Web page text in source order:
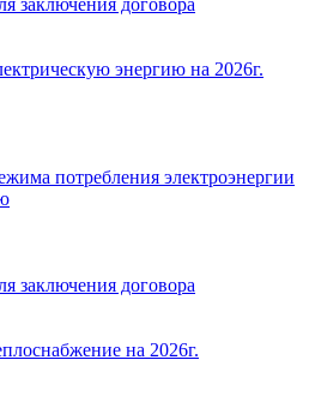
заключения договора
энергию на 2026г.
потребления электроэнергии
заключения договора
на 2026г.